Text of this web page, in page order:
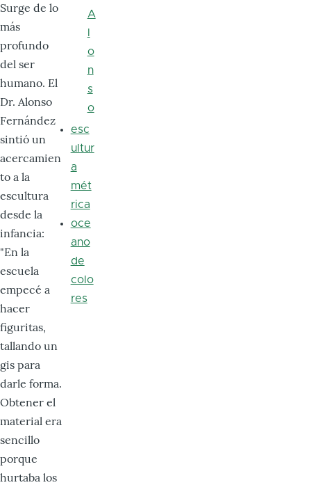
Surge de lo
más
profundo
del ser
humano. El
Dr. Alonso
Fernández
sintió un
acercamien
to a la
escultura
desde la
infancia:
"En la
escuela
empecé a
hacer
figuritas,
tallando un
gis para
darle forma.
Obtener el
material era
sencillo
porque
hurtaba los
A
o
n
s
o
esc
ultur
a
mét
rica
oce
ano
de
colo
res